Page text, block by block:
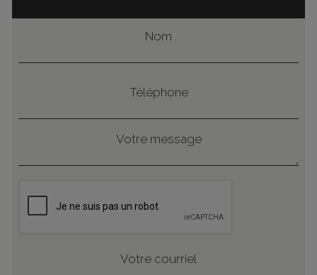
Téléphone
Votre
message
Votre
courriel